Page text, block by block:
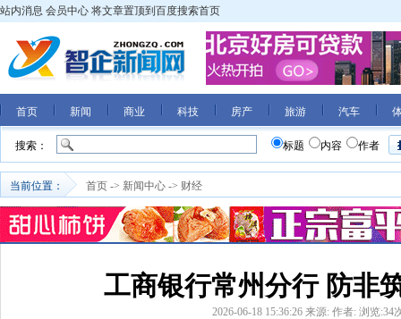
站内消息 会员中心 将文章置顶到百度搜索首页
首页 新闻 商业 科技 房产 旅游 汽车
搜索： 标题 内容 作者
当前位置： 首页 -> 新闻中心 -> 财经
工商银行常州分行 防非
2026-06-18 15:36:26 来源: 作者: 浏览:34